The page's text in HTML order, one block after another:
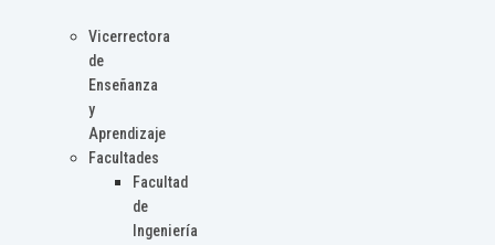
Vicerrectora
de
Enseñanza
y
Aprendizaje
Facultades
Facultad
de
Ingeniería